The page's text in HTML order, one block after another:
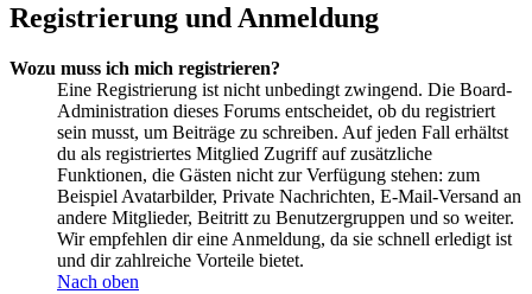
Registrierung und Anmeldung
Wozu muss ich mich registrieren?
Eine Registrierung ist nicht unbedingt zwingend. Die Board-
Administration dieses Forums entscheidet, ob du registriert
sein musst, um Beiträge zu schreiben. Auf jeden Fall erhältst
du als registriertes Mitglied Zugriff auf zusätzliche
Funktionen, die Gästen nicht zur Verfügung stehen: zum
Beispiel Avatarbilder, Private Nachrichten, E-Mail-Versand an
andere Mitglieder, Beitritt zu Benutzergruppen und so weiter.
Wir empfehlen dir eine Anmeldung, da sie schnell erledigt ist
und dir zahlreiche Vorteile bietet.
Nach oben